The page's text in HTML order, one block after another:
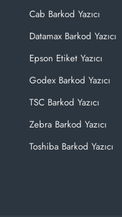
Cab Barkod Yazıcı
Datamax Barkod Yazıcı
Epson Etiket Yazıcı
Godex Barkod Yazıcı
TSC Barkod Yazıcı
Zebra Barkod Yazıcı
Toshiba Barkod Yazıcı